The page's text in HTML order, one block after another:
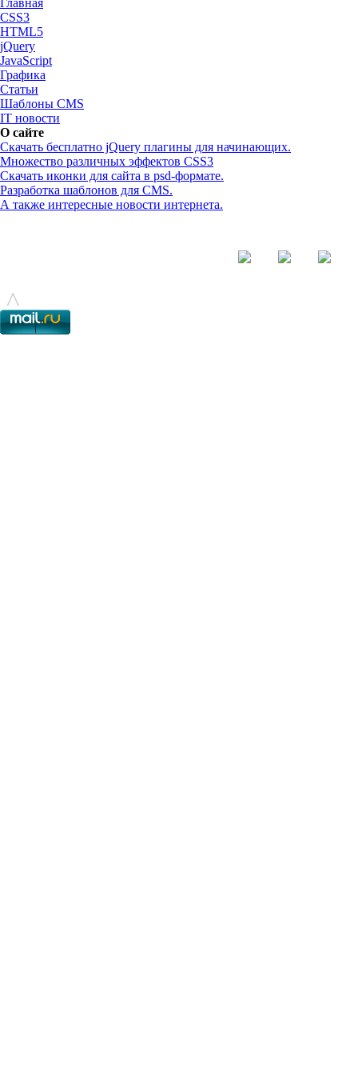
CSS3
HTML5
jQuery
JavaScript
Графика
Статьи
Шаблоны CMS
IT новости
О сайте
Скачать бесплатно jQuery плагины для начинающих.
Множество различных эффектов CSS3
Скачать иконки для сайта в psd-формате.
Разработка шаблонов для CMS.
А также интересные новости интернета.
© - 2015-2017 - helix.su - все для вашего сайта |
^